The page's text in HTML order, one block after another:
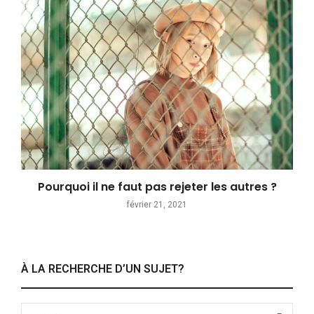
Pourquoi il ne faut pas rejeter les autres ?
février 21, 2021
À LA RECHERCHE D’UN SUJET?